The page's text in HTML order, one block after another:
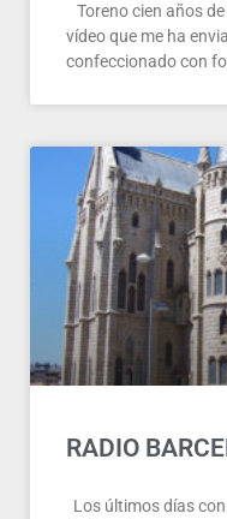
Toreno cien años
vídeo que me ha
confeccionado con
RADIO
Los últimos días